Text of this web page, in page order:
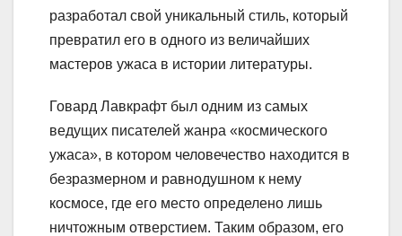
разработал свой уникальный стиль, который
превратил его в одного из величайших
мастеров ужаса в истории литературы.
Говард Лавкрафт был одним из самых
ведущих писателей жанра «космического
ужаса», в котором человечество находится в
безразмерном и равнодушном к нему
космосе, где его место определено лишь
ничтожным отверстием. Таким образом, его